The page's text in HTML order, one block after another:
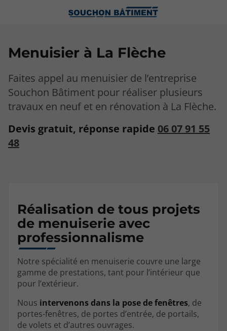
Menuisier à La Flèche
Faites appel au menuisier de l’entreprise
Souchon Bâtiment pour réaliser plusieurs
travaux en neuf et en rénovation à La Flèche.
Devis gratuit, réponse rapide 06 07 91 55
48
Réalisation de tous projets
de menuiserie avec
professionnalisme
Notre spécialité en menuiserie couvre une large
gamme de prestations, tant pour l’intérieur que
pour l’extérieur.
Nous intervenons dans la pose de fenêtres, de
portes-fenêtres, de portes d’entrée, de portails,
de volets et d’autres ouvrages.